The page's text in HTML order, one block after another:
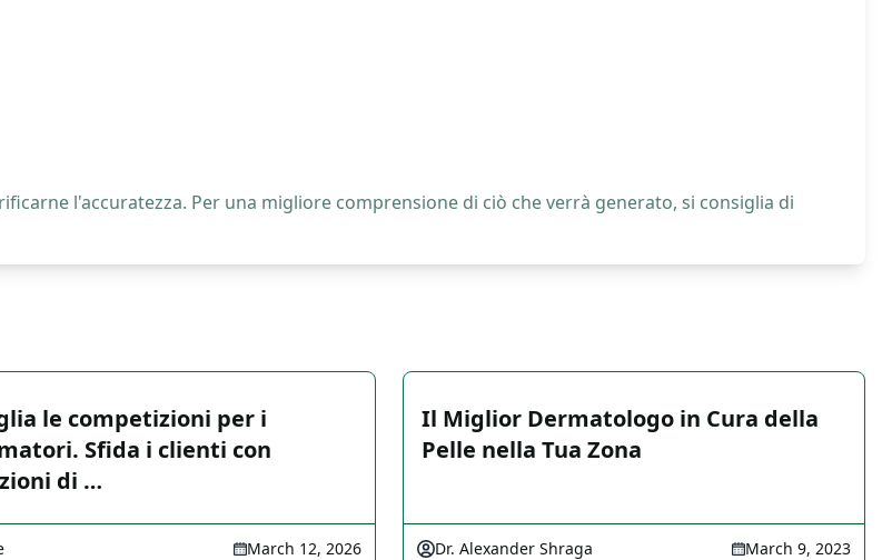
l'accuratezza. Per una migliore comprensione di ciò che verrà generato, si consiglia di
le competizioni per i
Sfida i clienti con
di …
March 12, 2026
Il Miglior Dermatologo in Cura della
Pelle nella Tua Zona
Dr. Alexander Shraga March 9, 2023